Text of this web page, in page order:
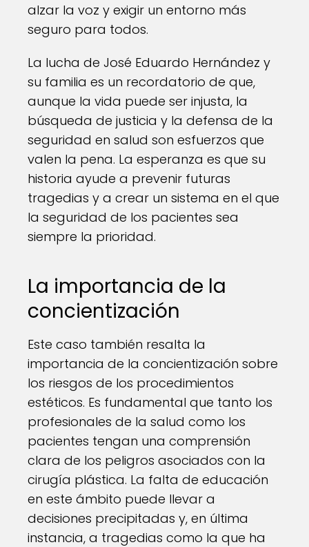
alzar la voz y exigir un entorno más
seguro para todos.
La lucha de José Eduardo Hernández y
su familia es un recordatorio de que,
aunque la vida puede ser injusta, la
búsqueda de justicia y la defensa de la
seguridad en salud son esfuerzos que
valen la pena. La esperanza es que su
historia ayude a prevenir futuras
tragedias y a crear un sistema en el que
la seguridad de los pacientes sea
siempre la prioridad.
La importancia de la
concientización
Este caso también resalta la
importancia de la concientización sobre
los riesgos de los procedimientos
estéticos. Es fundamental que tanto los
profesionales de la salud como los
pacientes tengan una comprensión
clara de los peligros asociados con la
cirugía plástica. La falta de educación
en este ámbito puede llevar a
decisiones precipitadas y, en última
instancia, a tragedias como la que ha